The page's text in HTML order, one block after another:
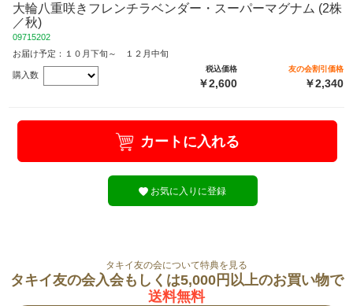
大輪八重咲きフレンチラベンダー・スーパーマグナム (2株
／秋)
09715202
お届け予定：１０月下旬～ １２月中旬
購入数
税込価格
￥2,600
友の会割引価格
￥2,340
カートに入れる
お気に入りに登録
タキイ友の会について特典を見る
タキイ友の会入会もしくは5,000円以上のお買い物で
送料無料